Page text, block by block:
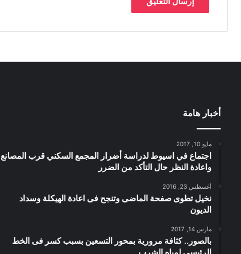
أخبار هامة
مايو 10, 2017
اجتماع في اسيوط لدراسة أضرار المجمع السكني قرب المصانع
واعادة النظر حال التأكد من الضرر
أغسطس 23, 2016
نخيل تطوى صفحة الماضى وتنجح فى اعادة الهيكلة وسداد
الديون
مارس 14, 2017
بالصور.. كثافة مرورية بمحور التسعين بسبب كسر فى الخط